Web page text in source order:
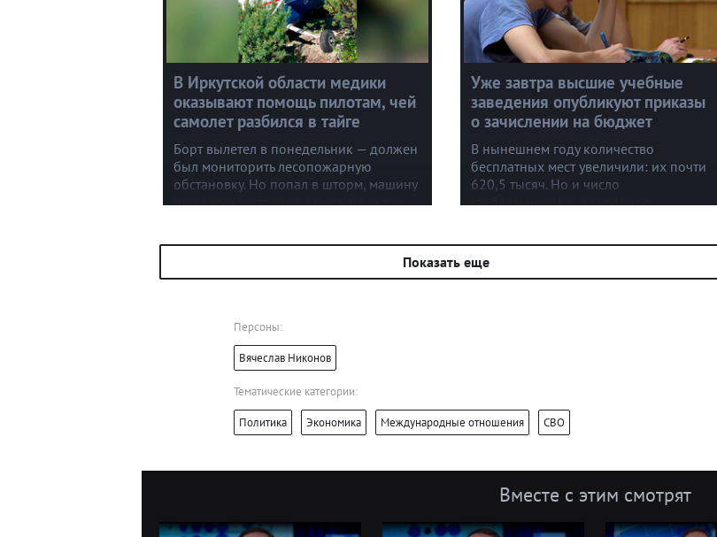
В Иркутской области медики
оказывают помощь пилотам, чей
самолет разбился в тайге
Борт вылетел в понедельник — должен
был мониторить лесопожарную
обстановку. Но попал в шторм, машину
пришлось экстренно сажать на склон
Уже завтра высшие учебные
заведения опубликуют приказы
о зачислении на бюджет
В нынешнем году количество
бесплатных мест увеличили: их почти
620,5 тысяч. Но и число
стобалльников — рекордное.
Показать еще
Персоны:
Вячеслав Никонов
Тематические категории:
Политика Экономика Международные отношения СВО
Вместе с этим смотрят